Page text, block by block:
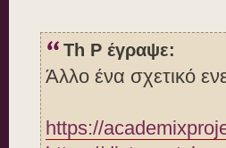
Th P έγραψε:
Άλλο ένα σχετικό
https://